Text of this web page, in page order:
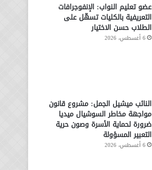
عضو تعليم النواب: الإنفوجرافات
التعريفية بالكليات تسهّل على
الطلاب حسن الاختيار
6 أغسطس، 2026
النائب ميشيل الجمل: مشروع قانون
مواجهة مخاطر السوشيال ميديا
ضرورة لحماية الأسرة وصون حرية
التعبير المسؤولة
6 أغسطس، 2026